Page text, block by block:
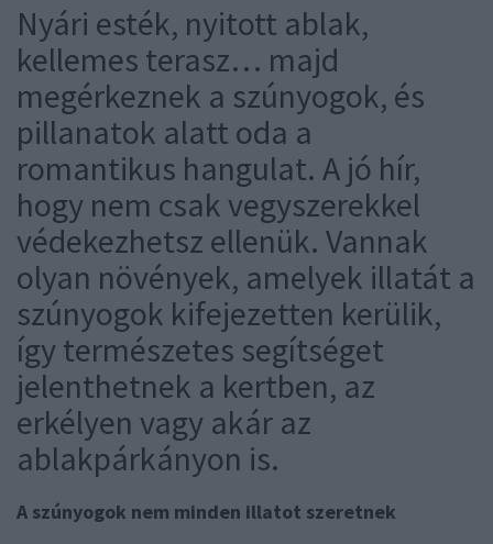
Nyári esték, nyitott ablak,
kellemes terasz… majd
megérkeznek a szúnyogok, és
pillanatok alatt oda a
romantikus hangulat. A jó hír,
hogy nem csak vegyszerekkel
védekezhetsz ellenük. Vannak
olyan növények, amelyek illatát a
szúnyogok kifejezetten kerülik,
így természetes segítséget
jelenthetnek a kertben, az
erkélyen vagy akár az
ablakpárkányon is.
A szúnyogok nem minden illatot szeretnek